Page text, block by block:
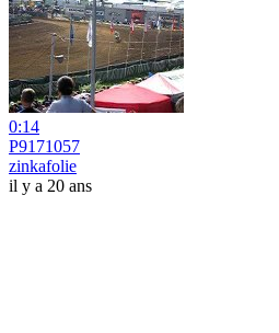
0:14
P9171057
zinkafolie
il y a 20 ans